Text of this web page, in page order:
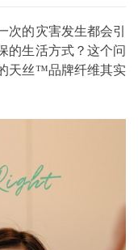
次的灾害发生都会引
的生活方式？这个问
天丝™品牌纤维其实